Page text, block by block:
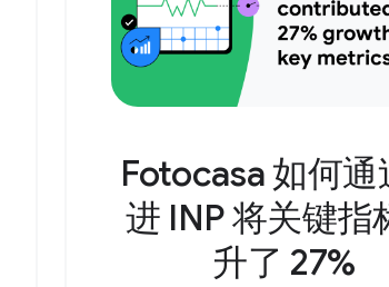
Fotocasa 如何通
进 INP 将关键指
升了 27%